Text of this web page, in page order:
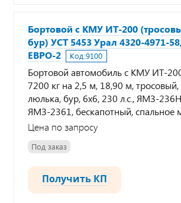
Бортовой с КМУ ИТ-200
бур) УСТ 5453 Урал 4320-4971-
ЕВРО-2
Код:9100
Бортовой автомобиль с КМУ ИТ-
7200 кг на 2,5 м, 18,90 м,
люлька, бур, 6х6, 230 л.с., ЯМЗ-
ЯМЗ-2361, бескапотный, спальное
Цена по запросу
Под заказ
Получить КП